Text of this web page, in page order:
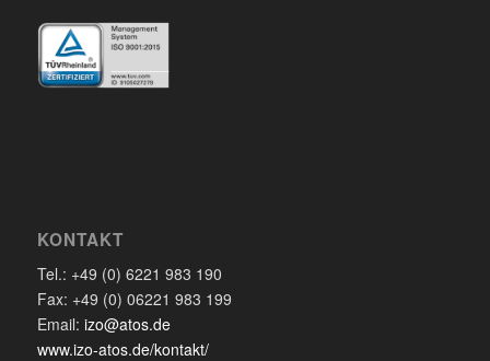
KONTAKT
Tel.: +49 (0) 6221 983 190
Fax: +49 (0) 06221 983 199
Email: izo@atos.de
www.izo-atos.de/kontakt/